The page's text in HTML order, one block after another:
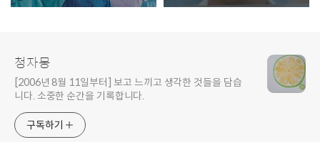
청자몽
[2006년 8월 11일부터] 보고 느끼고 생각한 것들을 담습
니다. 소중한 순간을 기록합니다.
구독하기